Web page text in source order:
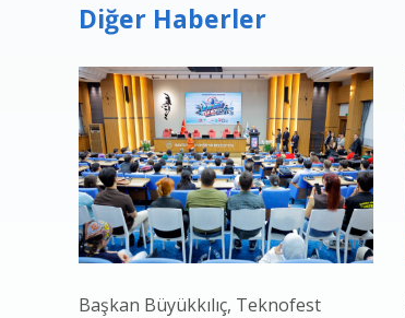
Diğer Haberler
Başkan Büyükkılıç, Teknofest